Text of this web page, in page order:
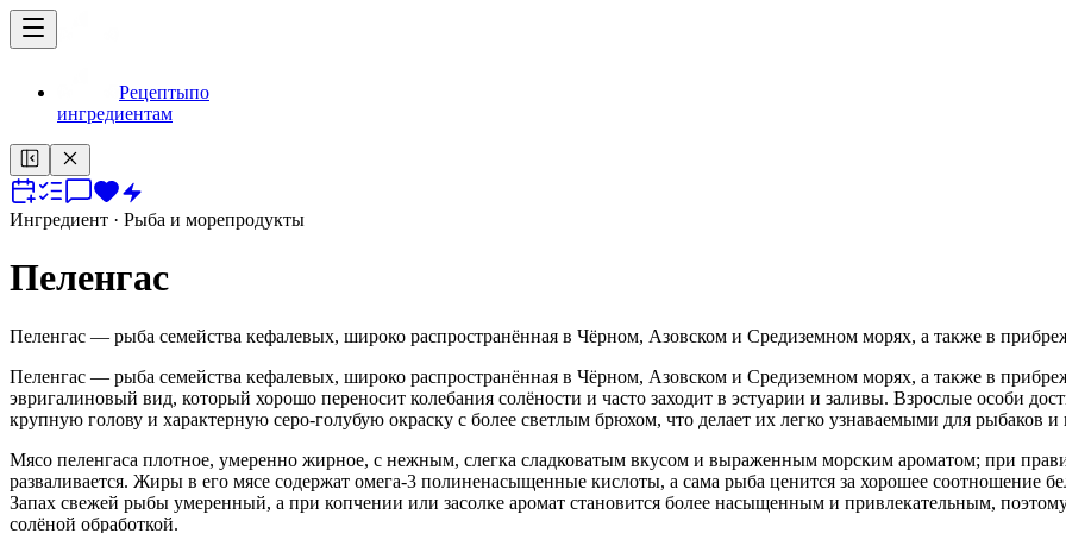
Рецептыпо
ингредиентам
Ингредиент · Рыба и морепродукты
Пеленгас
Пеленгас — рыбa семейства кефалевых, широко распространённая в Чёрном, Азовском и Средиземном морях, а также в
Пеленгас — рыбa семейства кефалевых, широко распространённая в Чёрном, Азовском и Средиземном морях, а также в
эвригалиновый вид, который хорошо переносит колебания солёности и часто заходит в эстуарии и заливы. Взрослые особи
крупную голову и характерную серо-голубую окраску с более светлым брюхом, что делает их легко узнаваемыми для рыбаков и
Мясо пеленгаса плотное, умеренно жирное, с нежным, слегка сладковатым вкусом и выраженным морским ароматом; при
разваливается. Жиры в его мясе содержат омега-3 полиненасыщенные кислоты, а сама рыба ценится за хорошее соотношение
Запах свежей рыбы умеренный, а при копчении или засолке аромат становится более насыщенным и привлекательным,
солёной обработкой.